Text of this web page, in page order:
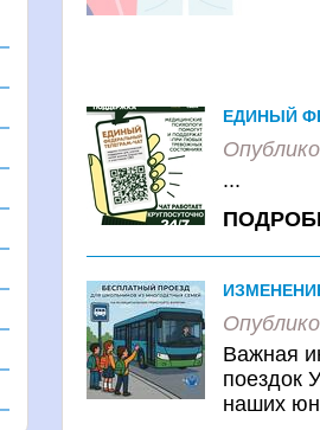
ЕДИНЫЙ
...
Важная
поездок
наших